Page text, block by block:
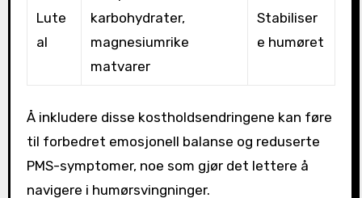
Lute
al
karbohydrater,
magnesiumrike
matvarer
Stabiliser
e humøret
Å inkludere disse kostholdsendringene kan føre
til forbedret emosjonell balanse og reduserte
PMS-symptomer, noe som gjør det lettere å
navigere i humørsvingninger.